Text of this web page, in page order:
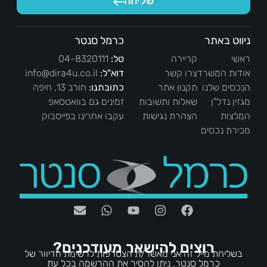
ניווט באתר
ראשי
אודות המשרד
הנכסים שלנו
מגזין נדל"ן
המלצות
מכירת נכסים
קריירה
צרו קשר
תקנון אתר
שאלות ותשובות
הצהרת נגישות
כרמל סנטר
טל:04-8320111
דוא"ל:info@dira4u.co.il
כתובתנו:חורב 13, חיפה
זמינים גם בוואטסאפ
עקבו אחרינו בפייסבוק
רוצים להישאר מעודכנים?
בשליחת מייל זה אני מאשר/ת הצטרפות לרשימת הדיוור של
כרמל סנטר. ניתן להסיר את ההרשמה בכל עת